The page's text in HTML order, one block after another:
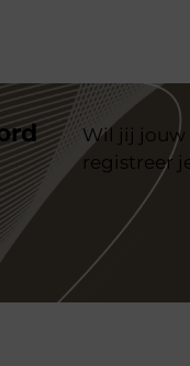
Wil jij jouw
registreer